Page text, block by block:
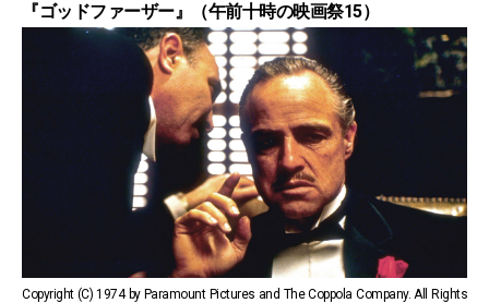
『ゴッドファーザー』（午前十時の映画祭15）
Copyright (C) 1974 by Paramount Pictures and The Coppola Company. All Rights